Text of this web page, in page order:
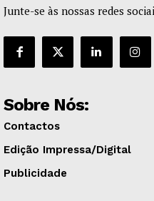
Junte-se às nossas redes
Sobre Nós:
Contactos
Edição Impressa/Digital
Publicidade